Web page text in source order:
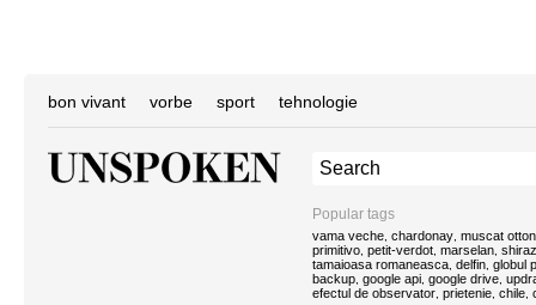
bon vivant vorbe sport tehnologie
Popular tags
vama veche chardonay muscat
primitivo petit-verdot marselan shiraz
tamaioasa romaneasca delfin globul
backup google api google drive
efectul de observator prietenie chile